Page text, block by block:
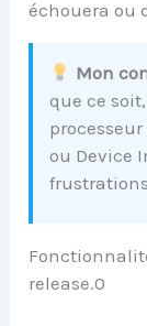
échouera ou
Mon
que ce
ou Device
release.0